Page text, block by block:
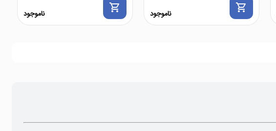
ناموجود
shopping_cart
ناموجود
shopping_cart